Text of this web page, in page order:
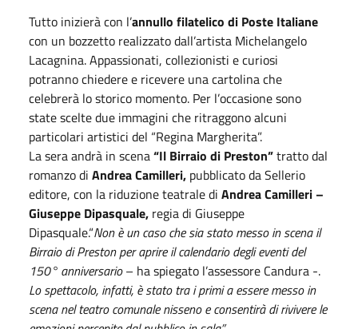
Tutto inizierà con l’annullo filatelico di Poste Italiane
con un bozzetto realizzato dall’artista Michelangelo
Lacagnina. Appassionati, collezionisti e curiosi
potranno chiedere e ricevere una cartolina che
celebrerà lo storico momento. Per l’occasione sono
state scelte due immagini che ritraggono alcuni
particolari artistici del “Regina Margherita”.
La sera andrà in scena“Il Birraio di Preston”tratto dal
romanzo di Andrea Camilleri, pubblicato da Sellerio
editore, con la riduzione teatrale di Andrea Camilleri –
Giuseppe Dipasquale, regia di Giuseppe
Dipasquale.“Non è un caso che sia stato messo in scena il
Birraio di Preston per aprire il calendario degli eventi del
150° anniversario– ha spiegato l’assessore Candura -.
Lo spettacolo, infatti, è stato tra i primi a essere messo in
scena nel teatro comunale nisseno e consentirà di rivivere le